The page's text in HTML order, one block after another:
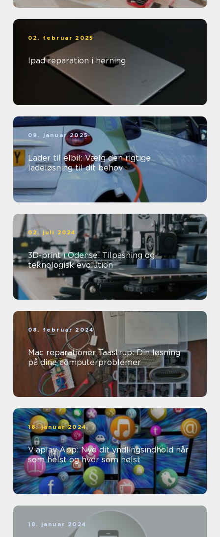
02. februar 2025
Ipad reparation i herning
09. januar 2025
Lader til elbil: Vælg den rigtige
ladeløsning til dit behov
02. juli 2024
3D-print i Odense: Tilpasning og
teknologisk evolution
08. februar 2024
Mac reparationer Taastrup: Din løsning
på dine computerproblemer
18. januar 2024
Viaplay App: Nyd dit yndlingsindhold når
som helst og hvor som helst
18. januar 2024